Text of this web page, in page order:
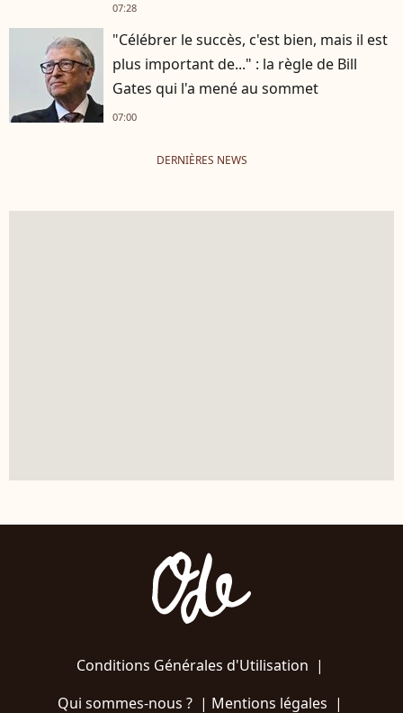
07:28
"Célébrer le succès, c'est bien, mais il est
plus important de..." : la règle de Bill
Gates qui l'a mené au sommet
07:00
DERNIÈRES NEWS
Conditions Générales d'Utilisation |
Qui sommes-nous ?| Mentions légales |